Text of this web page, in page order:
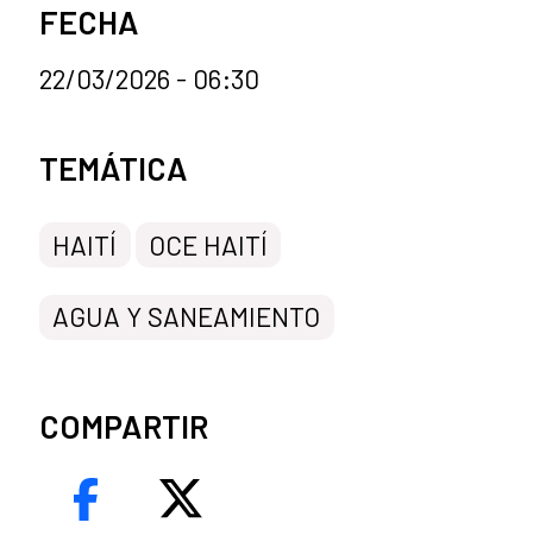
FECHA
22/03/2026 - 06:30
Categorías de la noticia
TEMÁTICA
HAITÍ OCE HAITÍ
AGUA Y SANEAMIENTO
COMPARTIR